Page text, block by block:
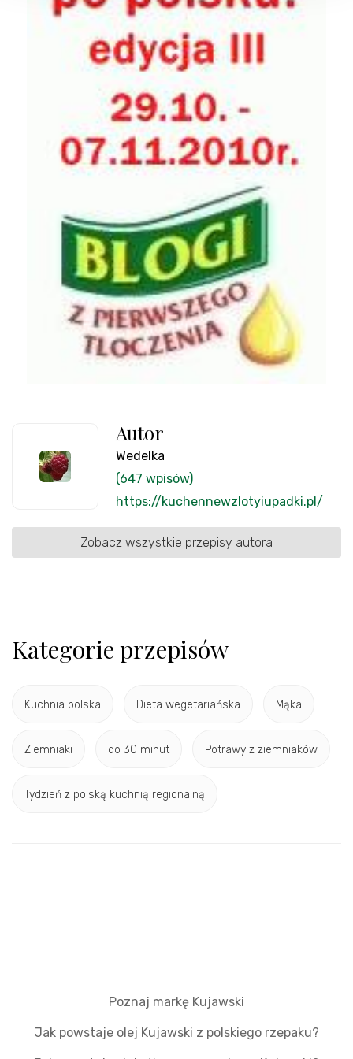
Autor
Wedelka
(647 wpisów)
https://kuchennewzlotyiupadki.pl/
Zobacz wszystkie przepisy autora
Kategorie przepisów
Kuchnia polska Dieta wegetariańska Mąka
Ziemniaki do 30 minut Potrawy z ziemniaków
Tydzień z polską kuchnią regionalną
Poznaj markę Kujawski
Jak powstaje olej Kujawski z polskiego rzepaku?